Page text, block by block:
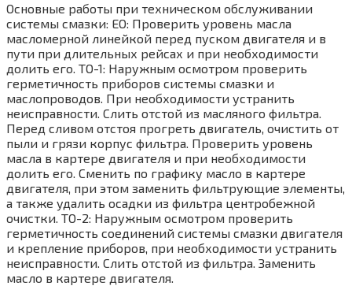
Основные работы при техническом обслуживании
системы смазки: ЕО: Проверить уровень масла
масломерной линейкой перед пуском двигателя и в
пути при длительных рейсах и при необходимости
долить его. ТО-1: Наружным осмотром проверить
герметичность приборов системы смазки и
маслопроводов. При необходимости устранить
неисправности. Слить отстой из масляного фильтра.
Перед сливом отстоя прогреть двигатель, очистить от
пыли и грязи корпус фильтра. Проверить уровень
масла в картере двигателя и при необходимости
долить его. Сменить по графику масло в картере
двигателя, при этом заменить фильтрующие элементы,
а также удалить осадки из фильтра центробежной
очистки. ТО-2: Наружным осмотром проверить
герметичность соединений системы смазки двигателя
и крепление приборов, при необходимости устранить
неисправности. Слить отстой из фильтра. Заменить
масло в картере двигателя.